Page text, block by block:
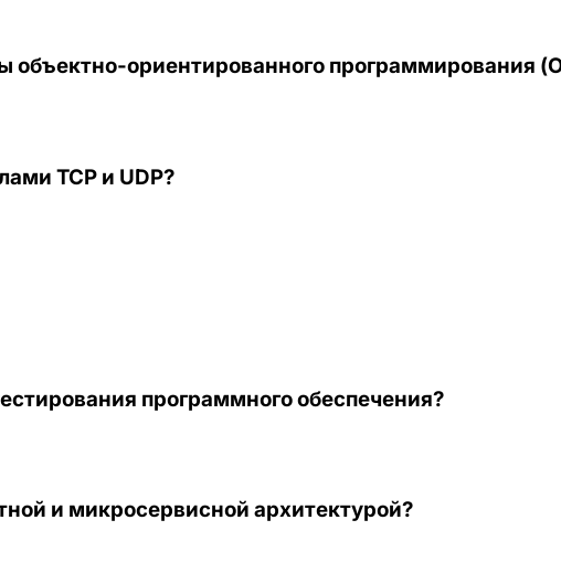
объектно-ориентированного программирования
TCP и UDP?
программного обеспечения?
и микросервисной архитектурой?